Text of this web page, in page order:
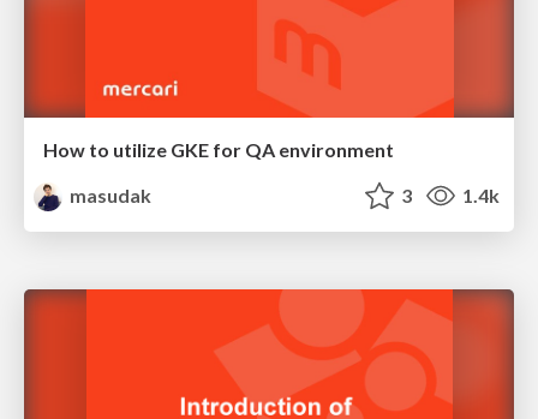
How to utilize GKE for QA environment
masudak
3 1.4k